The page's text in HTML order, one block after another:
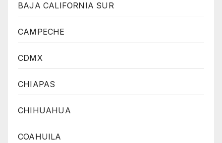
BAJA CALIFORNIA SUR
CAMPECHE
CDMX
CHIAPAS
CHIHUAHUA
COAHUILA